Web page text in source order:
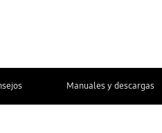
Manuales y descargas